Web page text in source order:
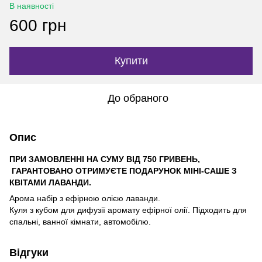
В наявності
600 грн
Купити
До обраного
Опис
ПРИ ЗАМОВЛЕННІ НА СУМУ ВІД 750 ГРИВЕНЬ,
ГАРАНТОВАНО ОТРИМУЄТЕ ПОДАРУНОК МІНІ-САШЕ З
КВІТАМИ ЛАВАНДИ.
Арома набір з ефірною олією лаванди.
Куля з кубом для дифузії аромату ефірної олії. Підходить для
спальні, ванної кімнати, автомобілю.
Відгуки